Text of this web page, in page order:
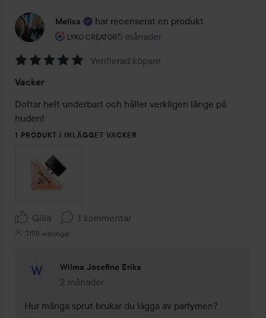
Melisa har recenserat en produkt
LYKO CREATOR
Användarens roll: Lyko Creator.
5 månader
Inlägget skapades 5 månader
5
av
5
Verifierad köpare
Vacker
Doftar helt underbart och håller verkligen länge på
huden!
1 PRODUKT I INLÄGGET VACKER
Gilla 1 kommentar
3198 visningar
Wilma Josefine Erika
2 månader
Kommentaren lades 2 månader
Hur många sprut brukar du lägga av parfymen?